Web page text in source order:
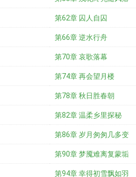
第62章 囚人自囚
第66章 逆水行舟
第70章 哀歌落幕
第74章 再会望月楼
第78章 秋日胜春朝
第82章 温柔乡里探秘
第86章 岁月匆匆几多变
第90章 梦魇难离复蒙垢
第94章 幸得初雪飘如羽